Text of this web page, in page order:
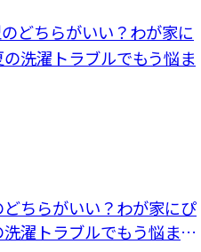
ちらがいい？わが家にぴ
濯トラブルでもう悩まな